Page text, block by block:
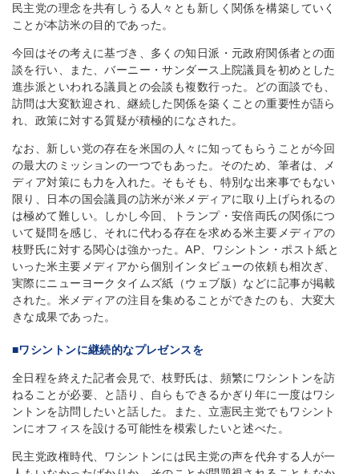
民主党の理念を共有しうる人々とも新しく関係を構築していく
ことが本訪米の目的であった。
今回はその考えに基づき、多くの知日派・元政府関係者との面
談を行い、また、バーニー・サンダース上院議員を初めとした
進歩派といわれる議員との会談も複数行った。どの面談でも、
訪問は大変歓迎され、継続した関係を築くことの重要性が語ら
れ、政策に対する質疑が積極的になされた。
なお、新しい党の存在を米国の人々に知ってもらうことが今回
の最大のミッションの一つでもあった。そのため、筆者は、メ
ディア対策にも力を入れた。そもそも、特別な出来事でもない
限り、日本の国会議員の訪米が米メディアに取り上げられるの
は極めて難しい。しかし今回、トランプ・安倍両氏の関係につ
いて疑問を感じ、それに代わる存在を求める米主要メディアの
枝野氏に対する関心は強かった。AP、ワシントン・ポスト紙と
いった米主要メディアから個別インタビューの依頼も相次ぎ、
実際にニューヨークタイムズ紙（ウェブ版）などに記事が掲載
された。米メディアの注目を集めることができたのも、大変大
きな成果であった。
■ワシントンに継続的なプレゼンスを
全日程を終えた記者会見で、枝野氏は、頻繁にワシントンを訪
ねることが必要、と語り、自らもできるかぎり年に一度はワシ
ントンを訪問したいと話した。また、立憲民主党でもワシント
ンにオフィスを設ける可能性を模索したいと述べた。
民主党政権時代、ワシントンには民主党の声を代弁する人が一